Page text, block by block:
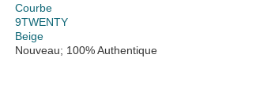
Courbe
9TWENTY
Beige
Nouveau; 100% Authentique